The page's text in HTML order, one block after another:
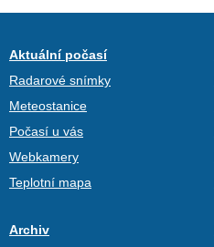
Aktuální počasí
Radarové snímky
Meteostanice
Počasí u vás
Webkamery
Teplotní mapa
Archiv